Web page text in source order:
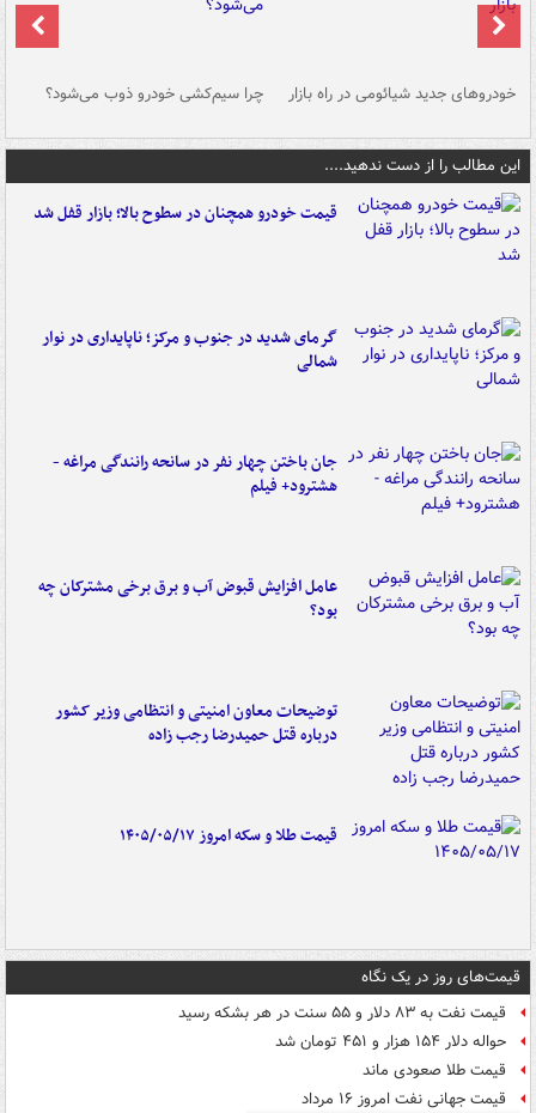
خودروهای جدید شیائومی در راه بازار چرا سیم‌کشی خودرو ذوب می‌شود؟
این مطالب را از دست ندهید....
قیمت خودرو همچنان در سطوح بالا؛ بازار قفل شد
گرمای شدید در جنوب و مرکز؛ ناپایداری در نوار
شمالی
جان باختن چهار نفر در سانحه رانندگی مراغه -
هشترود+ فیلم
عامل افزایش قبوض آب و برق برخی مشترکان چه
بود؟
توضیحات معاون امنیتی و انتظامی وزیر کشور
درباره قتل حمیدرضا رجب زاده
قیمت طلا و سکه امروز ۱۴۰۵/۰۵/۱۷
قیمت‌های روز در یک نگاه
قیمت نفت به ۸۳ دلار و ۵۵ سنت در هر بشکه رسید
حواله دلار ۱۵۴ هزار و ۴۵۱ تومان شد
قیمت طلا صعودی ماند
قیمت جهانی نفت امروز ۱۶ مرداد